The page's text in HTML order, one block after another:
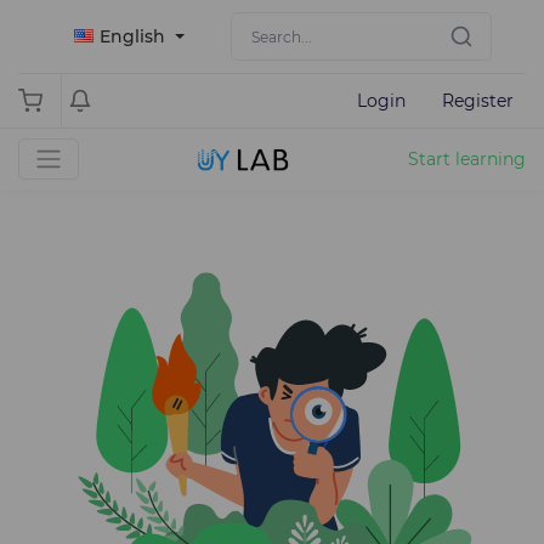
English
Login Register
Start learning